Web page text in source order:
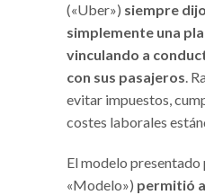
(«Uber») siempre
simplemente una
vinculando a
con sus pasajeros.
evitar impuestos,
costes laborales
El modelo
«Modelo») permitió